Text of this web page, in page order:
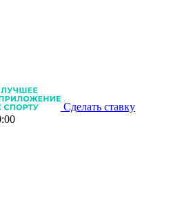
Сделать ставку